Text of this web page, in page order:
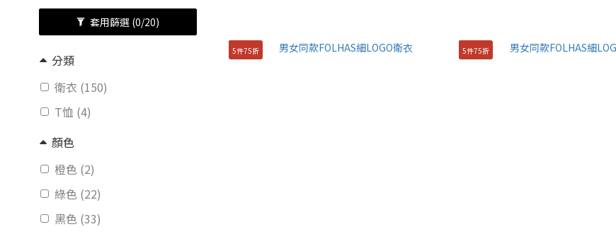
套用篩選 (0/20)
分類
衛衣 (150)
T恤 (4)
顏色
橙色 (2)
綠色 (22)
黑色 (33)
5件75折 5件75折